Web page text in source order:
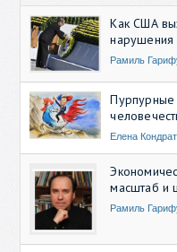
Как США
нарушения
Рамиль
Пурпурные
Елена
масштаб и
Рамиль